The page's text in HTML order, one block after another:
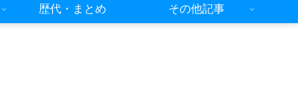
歴代・まとめ その他記事